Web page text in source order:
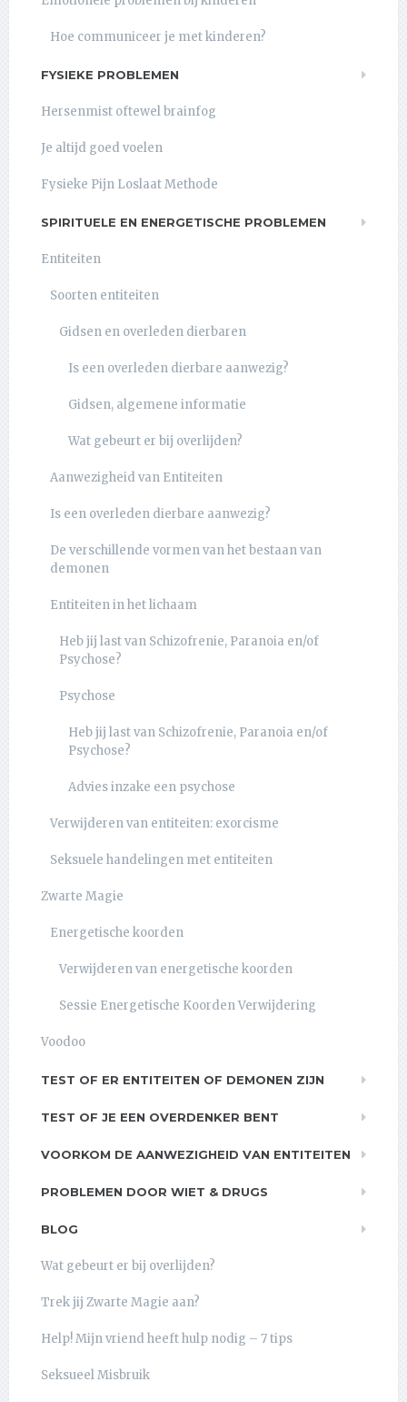
Hoe communiceer je met kinderen?
FYSIEKE PROBLEMEN
Hersenmist oftewel brainfog
Je altijd goed voelen
Fysieke Pijn Loslaat Methode
SPIRITUELE EN ENERGETISCHE PROBLEMEN
Entiteiten
Soorten entiteiten
Gidsen en overleden dierbaren
Is een overleden dierbare aanwezig?
Gidsen, algemene informatie
Wat gebeurt er bij overlijden?
Aanwezigheid van Entiteiten
Is een overleden dierbare aanwezig?
De verschillende vormen van het bestaan van
demonen
Entiteiten in het lichaam
Heb jij last van Schizofrenie, Paranoia en/of
Psychose?
Psychose
Heb jij last van Schizofrenie, Paranoia en/of
Psychose?
Advies inzake een psychose
Verwijderen van entiteiten: exorcisme
Seksuele handelingen met entiteiten
Zwarte Magie
Energetische koorden
Verwijderen van energetische koorden
Sessie Energetische Koorden Verwijdering
Voodoo
TEST OF ER ENTITEITEN OF DEMONEN ZIJN
TEST OF JE EEN OVERDENKER BENT
VOORKOM DE AANWEZIGHEID VAN ENTITEITEN
PROBLEMEN DOOR WIET & DRUGS
BLOG
Wat gebeurt er bij overlijden?
Trek jij Zwarte Magie aan?
Help! Mijn vriend heeft hulp nodig – 7 tips
Seksueel Misbruik